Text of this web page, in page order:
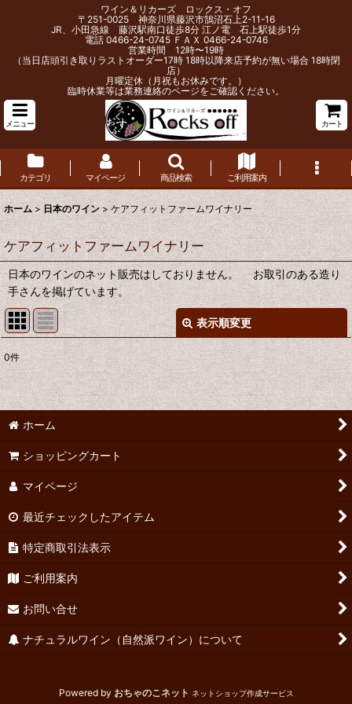
ワイン＆リカーズ ロックス・オフ
〒251-0025 神奈川県藤沢市鵠沼石上2-11-16
JR、小田急線 藤沢駅南口徒歩8分 江ノ電 石上駅徒歩1分
電話 0466-24-0745 ＦＡＸ 0466-24-0746
営業時間 12時〜19時
（当日店頭引き取りラストオーダー17時 18時以降来店予約が無い場合 18時閉
店）
月曜定休（月祝もお休みです。）
臨時休業等は業務連絡のページをご確認ください。
メニュー カート
カテゴリ マイページ 商品検索 ご利用案内
ホーム > 日本のワイン > ケアフィットファームワイナリー
ケアフィットファームワイナリー
日本のワインのネット販売はしておりません。 お取引のある造り
手さんを掲げています。
表示順変更
表示数 :
並び順:
0件
ホーム
ショッピングカート
マイページ
最近チェックしたアイテム
特定商取引法表示
ご利用案内
お問い合せ
ナチュラルワイン（自然派ワイン）について
Powered by おちゃのこネット ネットショップ作成サービス